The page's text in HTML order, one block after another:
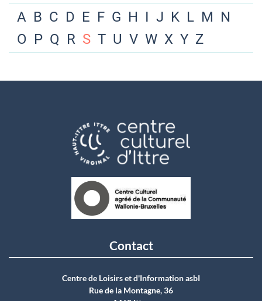
A B C D E F G H I J K L M N
O P Q R S T U V W X Y Z
Contact
Centre de Loisirs et d'Information asbI
Rue de la Montagne, 36